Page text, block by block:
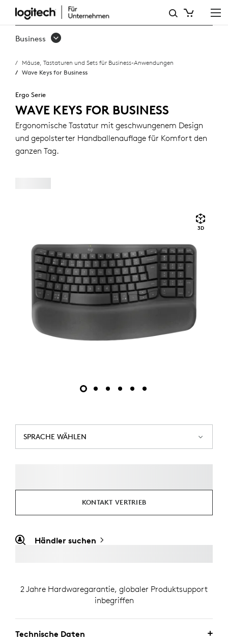
WAVE
KEYS
BUSINESS
Business
Mäuse, Tastaturen und Sets für Business-Anwendungen
Wave Keys for Business
Ergo Serie
WAVE KEYS FOR BUSINESS
Ergonomische Tastatur mit geschwungenem Design
und gepolsterter Handballenauflage für Komfort den
ganzen Tag.
3D
SPRACHE WÄHLEN
KONTAKT VERTRIEB
Händler suchen
2 Jahre Hardwaregarantie, globaler Produktsupport
inbegriffen
Technische Daten